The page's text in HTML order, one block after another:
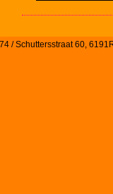
/ Schuttersstraat 60,